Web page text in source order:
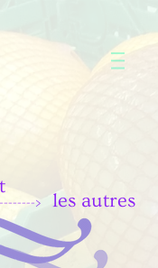
les autres
>